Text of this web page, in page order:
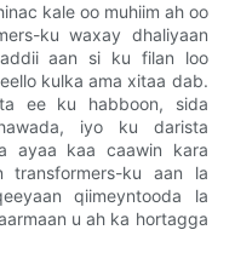
kale oo muhiim ah oo
ku waxay dhaliyaan
aan si ku filan loo
kulka ama xitaa dab.
ee ku habboon, sida
iyo ku darista
ayaa kaa caawin kara
transformers-ku aan la
qiimeyntooda la
u ah ka hortagga